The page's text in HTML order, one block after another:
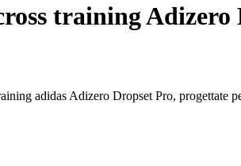
training
adidas Adizero Dropset Pro, progettate